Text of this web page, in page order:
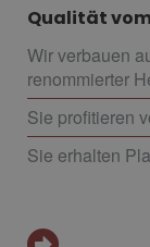
Qualität
Wir verbauen
renommierter
Sie profitieren
Sie erhalten